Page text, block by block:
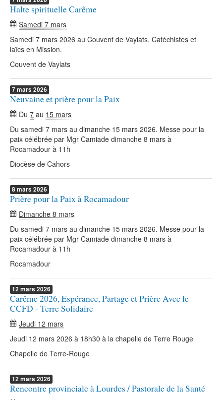
Halte spirituelle Carême
Samedi 7 mars
Samedi 7 mars 2026 au Couvent de Vaylats. Catéchistes et
laïcs en Mission.
Couvent de Vaylats
7mars 2026
Neuvaine et prière pour la Paix
Du 7 au 15 mars
Du samedi 7 mars au dimanche 15 mars 2026. Messe pour la
paix célébrée par Mgr Camiade dimanche 8 mars à
Rocamadour à 11h
Diocèse de Cahors
8mars 2026
Prière pour la Paix à Rocamadour
Dimanche 8 mars
Du samedi 7 mars au dimanche 15 mars 2026. Messe pour la
paix célébrée par Mgr Camiade dimanche 8 mars à
Rocamadour à 11h
Rocamadour
12 mars 2026
Carême 2026, Espérance, Partage et Prière Avec le
CCFD - Terre Solidaire
Jeudi 12 mars
Jeudi 12 mars 2026 à 18h30 à la chapelle de Terre Rouge
Chapelle de Terre-Rouge
12 mars 2026
Rencontre provinciale à Lourdes / Pastorale de la Santé